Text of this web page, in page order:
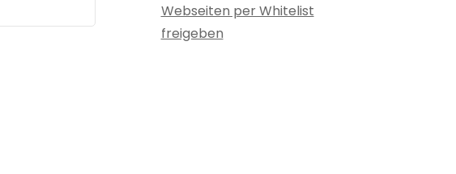
Webseiten per Whitelist
freigeben